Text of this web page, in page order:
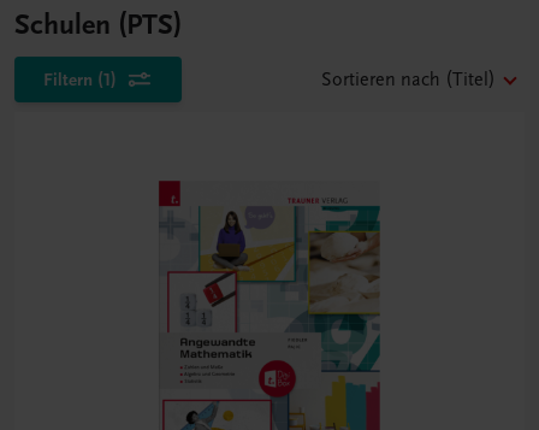
Schulen (PTS)
Filtern (1) Sortieren nach (Titel)